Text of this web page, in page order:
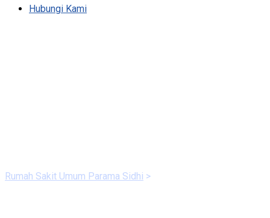
Hubungi Kami
Rumah Sakit Umum Parama Sidhi >